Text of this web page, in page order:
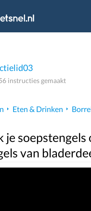
instructies gemaakt
Eten & Drinken
je soepstengels
van